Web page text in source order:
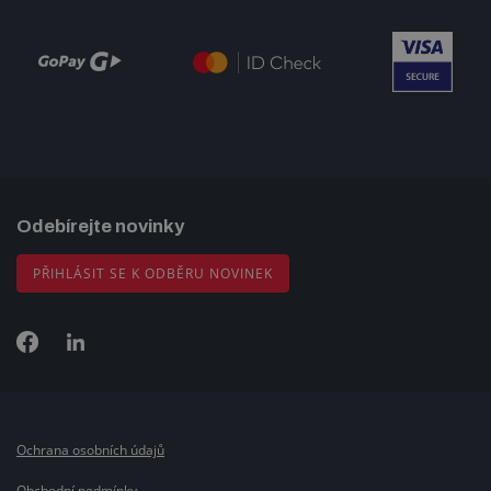
Odebírejte novinky
PŘIHLÁSIT SE K ODBĚRU NOVINEK
Ochrana osobních údajů